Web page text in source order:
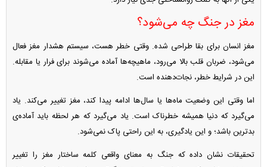
مغز در جنگ چه می‌شود؟
مغز انسان برای بقا طراحی شده. وقتی خطر هست، سیستم هشدار مغز فعال
می‌شود، ضربان قلب بالا می‌رود، ماهیچه‌ها آماده می‌شوند برای فرار یا مقابله.
این در شرایط خطر، نجات‌دهنده است.
اما وقتی این وضعیت ماه‌ها یا سال‌ها ادامه پیدا کند، مغز تغییر می‌کند. یاد
می‌گیرد که دنیا همیشه خطرناک است. یاد می‌گیرد که هر لحظه باید آماده‌ی
بدترین باشد؛ و این یادگیری، به این راحتی پاک نمی‌شود.
تحقیقات نشان داده که جنگ به معنای واقعی کلمه ساختار مغز را تغییر